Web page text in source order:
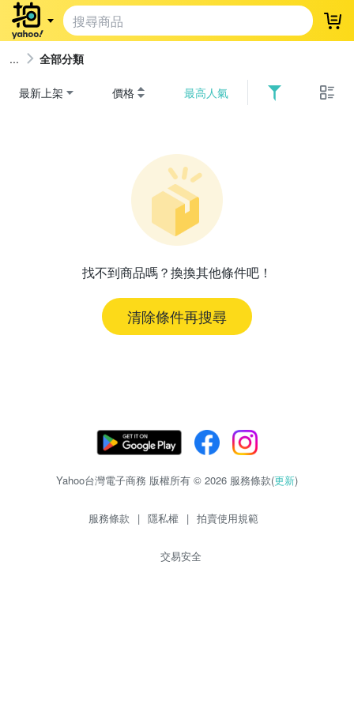
登
全部分類
最新上架 價格 最高人氣
找不到商品嗎？換換其他條件吧！
清除條件再搜尋
Yahoo台灣電子商務 版權所有 © 2026 服務條款(更新)
服務條款 | 隱私權 | 拍賣使用規範
交易安全